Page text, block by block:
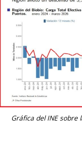
Gráfica del INE